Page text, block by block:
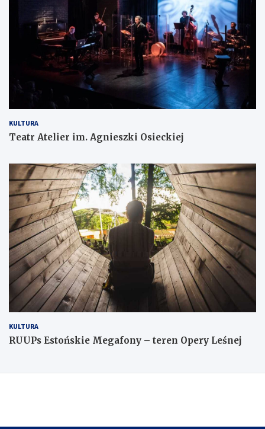
KULTURA
Teatr Atelier im. Agnieszki Osieckiej
KULTURA
RUUPs Estońskie Megafony – teren Opery Leśnej